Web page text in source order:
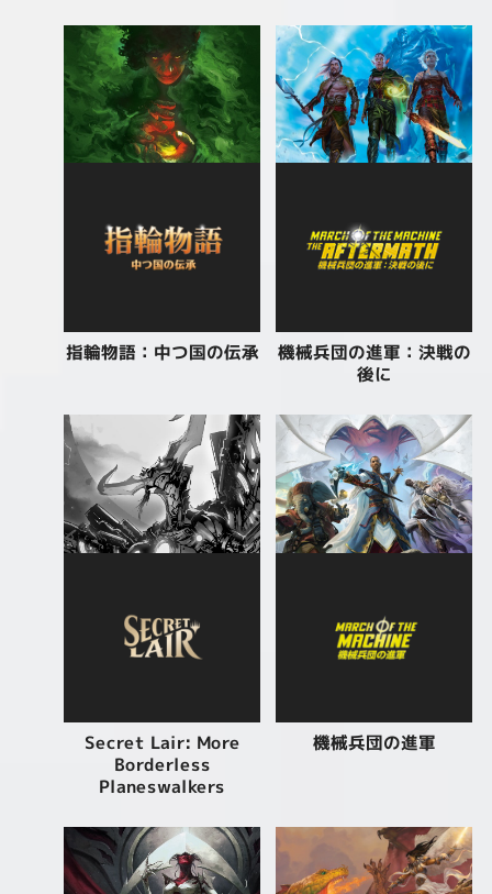
指輪物語：中つ国の伝承 機械兵団の進軍：決戦の
後に
Secret Lair: More
Borderless
Planeswalkers
機械兵団の進軍